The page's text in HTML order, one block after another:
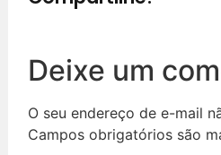
Deixe um
O seu endereço de e-mail
Campos obrigatórios são